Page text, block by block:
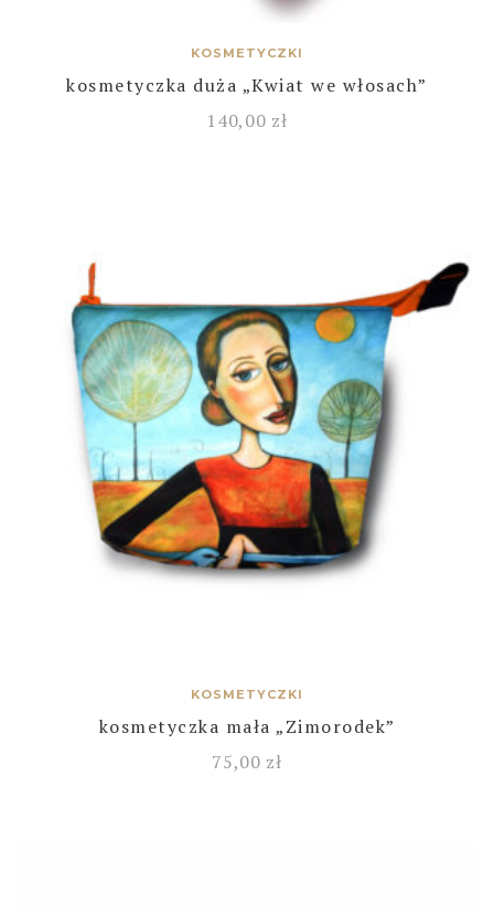
KOSMETYCZKI
kosmetyczka duża „Kwiat we włosach”
140,00 zł
KOSMETYCZKI
kosmetyczka mała „Zimorodek”
75,00 zł